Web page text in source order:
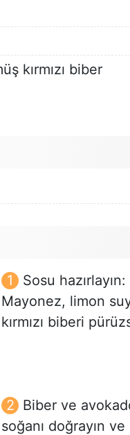
kırmızı biber
Sosu hazırlayın:
Mayonez, limon
kırmızı biberi
Biber ve
soğanı doğrayın